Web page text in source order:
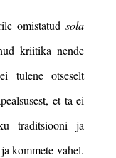
omistatudsola
kriitika nende
tulene otseselt
et ta ei
traditsiooni ja
kommete vahel.